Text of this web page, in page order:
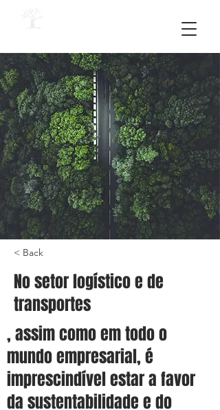
< Back
No setor logístico e de
transportes
, assim como em todo o
mundo empresarial, é
imprescindível estar a favor
da sustentabilidade e do